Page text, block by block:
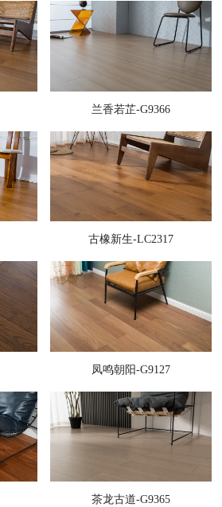
兰香若芷-G9366
古橡新生-LC2317
凤鸣朝阳-G9127
茶龙古道-G9365